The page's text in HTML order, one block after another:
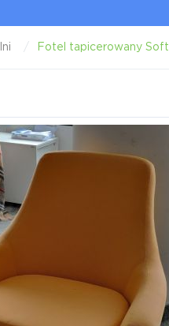
Fotel tapicerowany